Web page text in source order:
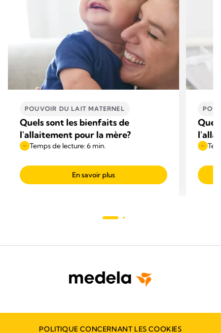
POUVOIR DU LAIT MATERNEL
Quels sont les bienfaits de
l'allaitement pour la mère?
Temps de lecture: 6 min.
En savoir plus
POLITIQUE CONCERNANT LES COOKIES